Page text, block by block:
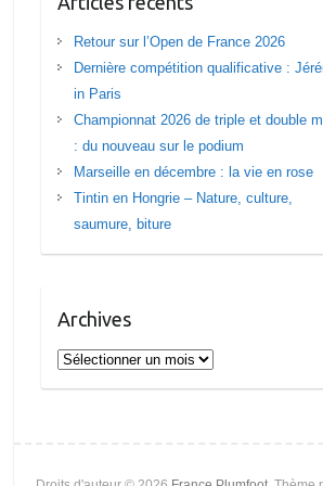
Retour sur l’Open de France 2026
Dernière compétition qualificative :
in Paris
Championnat 2026 de triple et double
: du nouveau sur le podium
Marseille en décembre : la vie en rose
Tintin en Hongrie – Nature, culture,
saumure, biture
Archives
Archives